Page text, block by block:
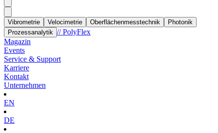
Vibrometrie Velocimetrie Oberflächenmesstechnik
Photonik
Prozessanalytik // PolyFlex
Magazin
Events
Service & Support
Karriere
Kontakt
Unternehmen
EN
DE